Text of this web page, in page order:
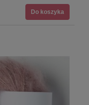
Do koszyka